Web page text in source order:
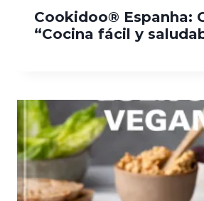
Cookidoo® Espanha:
“Cocina fácil y